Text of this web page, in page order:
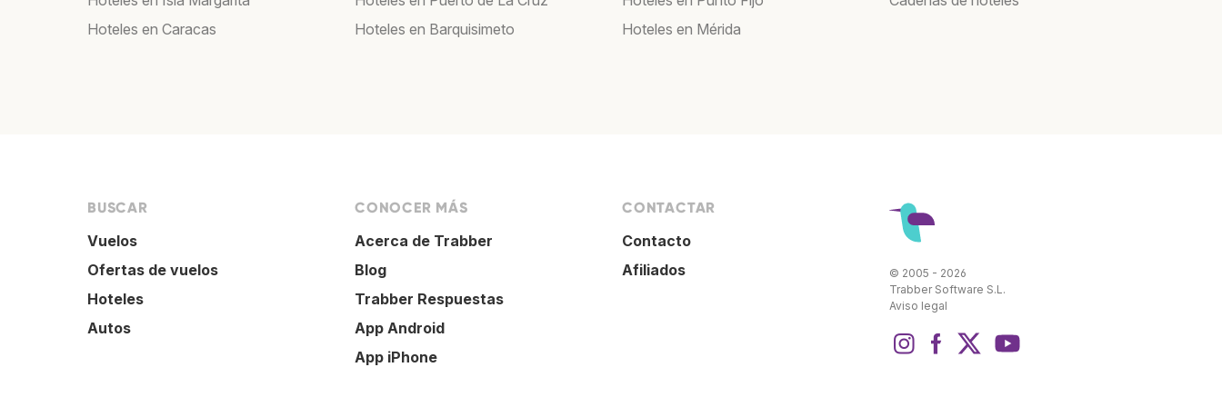
Hoteles en Caracas
Hoteles en Barquisimeto
Hoteles en Mérida
BUSCAR
Vuelos
Ofertas de vuelos
Hoteles
Autos
CONOCER MÁS
Acerca de Trabber
Blog
Trabber Respuestas
App Android
App iPhone
CONTACTAR
Contacto
Afiliados
© 2005 - 2026
Trabber Software S.L.
Aviso legal